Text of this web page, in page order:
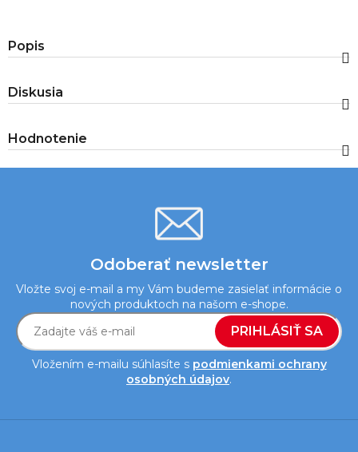
Popis
Diskusia
Hodnotenie
Odoberať newsletter
Vložte svoj e-mail a my Vám budeme zasielať informácie o
nových produktoch na našom e-shope.
Vložením e-mailu súhlasíte s podmienkami ochrany
osobných údajov.
PRIHLÁSIŤ SA